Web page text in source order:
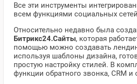
Все эти инструменты
всем функциями социальных
Относительно недавно была
Битрикс24.Сайты, которая
помощью можно создавать
используя шаблоны дизайна,
простую настройку стилей. В
функции обратного звонка, CRM и